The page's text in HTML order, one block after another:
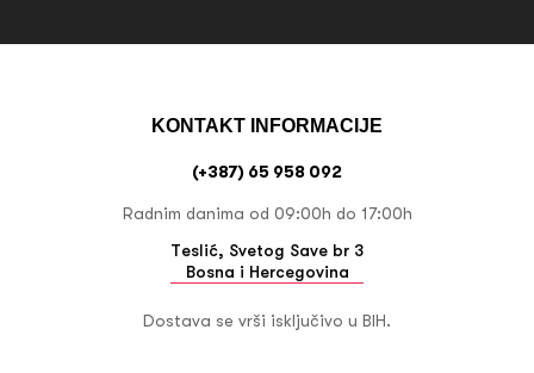
KONTAKT INFORMACIJE
(+387) 65 958 092
Radnim danima od 09:00h do 17:00h
Teslić, Svetog Save br 3
Bosna i Hercegovina
Dostava se vrši isključivo u BIH.